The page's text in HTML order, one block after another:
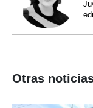
Otras